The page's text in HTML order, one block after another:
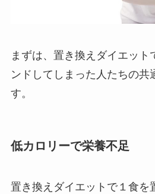
まずは、置き換えダイエット
ンドしてしまった人たちの共
す。
低カロリーで栄養不足
置き換えダイエットで１食を